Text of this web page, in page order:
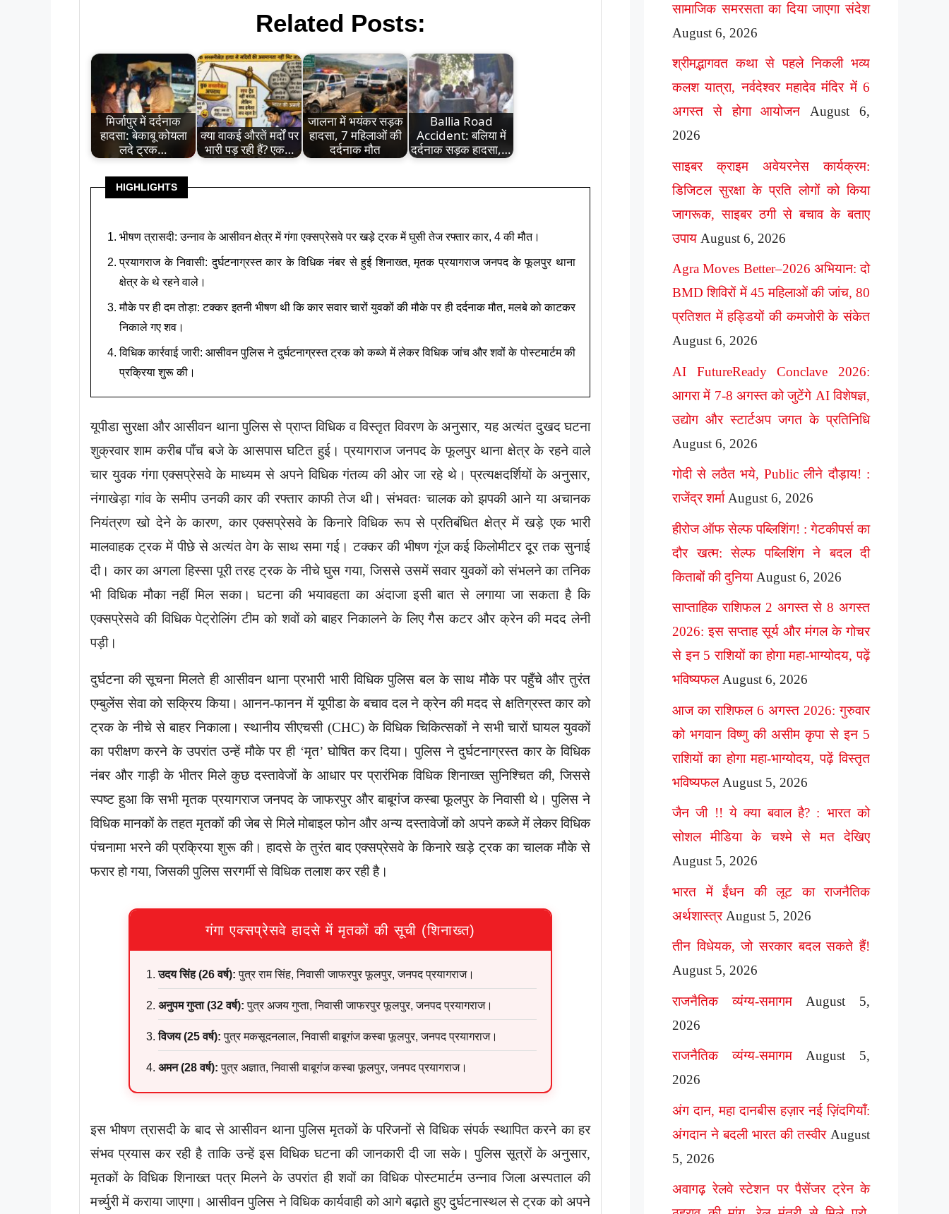
Related Posts:
मिर्जापुर में दर्दनाक
हादसा: बेकाबू कोयला
लदे ट्रक…
क्या वाकई औरतें मर्दों पर
भारी पड़ रही हैं? एक…
जालना में भयंकर सड़क
हादसा, 7 महिलाओं की
दर्दनाक मौत
Ballia Road
Accident: बलिया में
दर्दनाक सड़क हादसा,…
HIGHLIGHTS
भीषण त्रासदी: उन्नाव के आसीवन क्षेत्र में गंगा एक्सप्रेसवे पर खड़े ट्रक में घुसी तेज रफ्तार कार, 4 की मौत।
प्रयागराज के निवासी: दुर्घटनाग्रस्त कार के विधिक नंबर से हुई शिनाख्त, मृतक प्रयागराज जनपद के फूलपुर थाना
क्षेत्र के थे रहने वाले।
मौके पर ही दम तोड़ा: टक्कर इतनी भीषण थी कि कार सवार चारों युवकों की मौके पर ही दर्दनाक मौत, मलबे को काटकर
निकाले गए शव।
विधिक कार्रवाई जारी: आसीवन पुलिस ने दुर्घटनाग्रस्त ट्रक को कब्जे में लेकर विधिक जांच और शवों के पोस्टमार्टम की
प्रक्रिया शुरू की।
यूपीडा सुरक्षा और आसीवन थाना पुलिस से प्राप्त विधिक व विस्तृत विवरण के अनुसार, यह अत्यंत दुखद घटना
शुक्रवार शाम करीब पाँच बजे के आसपास घटित हुई। प्रयागराज जनपद के फूलपुर थाना क्षेत्र के रहने वाले
चार युवक गंगा एक्सप्रेसवे के माध्यम से अपने विधिक गंतव्य की ओर जा रहे थे। प्रत्यक्षदर्शियों के अनुसार,
नंगाखेड़ा गांव के समीप उनकी कार की रफ्तार काफी तेज थी। संभवतः चालक को झपकी आने या अचानक
नियंत्रण खो देने के कारण, कार एक्सप्रेसवे के किनारे विधिक रूप से प्रतिबंधित क्षेत्र में खड़े एक भारी
मालवाहक ट्रक में पीछे से अत्यंत वेग के साथ समा गई। टक्कर की भीषण गूंज कई किलोमीटर दूर तक सुनाई
दी। कार का अगला हिस्सा पूरी तरह ट्रक के नीचे घुस गया, जिससे उसमें सवार युवकों को संभलने का तनिक
भी विधिक मौका नहीं मिल सका। घटना की भयावहता का अंदाजा इसी बात से लगाया जा सकता है कि
एक्सप्रेसवे की विधिक पेट्रोलिंग टीम को शवों को बाहर निकालने के लिए गैस कटर और क्रेन की मदद लेनी
पड़ी।
दुर्घटना की सूचना मिलते ही आसीवन थाना प्रभारी भारी विधिक पुलिस बल के साथ मौके पर पहुँचे और तुरंत
एम्बुलेंस सेवा को सक्रिय किया। आनन-फानन में यूपीडा के बचाव दल ने क्रेन की मदद से क्षतिग्रस्त कार को
ट्रक के नीचे से बाहर निकाला। स्थानीय सीएचसी (CHC) के विधिक चिकित्सकों ने सभी चारों घायल युवकों
का परीक्षण करने के उपरांत उन्हें मौके पर ही ‘मृत’ घोषित कर दिया। पुलिस ने दुर्घटनाग्रस्त कार के विधिक
नंबर और गाड़ी के भीतर मिले कुछ दस्तावेजों के आधार पर प्रारंभिक विधिक शिनाख्त सुनिश्चित की, जिससे
स्पष्ट हुआ कि सभी मृतक प्रयागराज जनपद के जाफरपुर और बाबूगंज कस्बा फूलपुर के निवासी थे। पुलिस ने
विधिक मानकों के तहत मृतकों की जेब से मिले मोबाइल फोन और अन्य दस्तावेजों को अपने कब्जे में लेकर विधिक
पंचनामा भरने की प्रक्रिया शुरू की। हादसे के तुरंत बाद एक्सप्रेसवे के किनारे खड़े ट्रक का चालक मौके से
फरार हो गया, जिसकी पुलिस सरगर्मी से विधिक तलाश कर रही है।
गंगा एक्सप्रेसवे हादसे में मृतकों की सूची (शिनाख्त)
उदय सिंह (26 वर्ष): पुत्र राम सिंह, निवासी जाफरपुर फूलपुर, जनपद प्रयागराज।
अनुपम गुप्ता (32 वर्ष): पुत्र अजय गुप्ता, निवासी जाफरपुर फूलपुर, जनपद प्रयागराज।
विजय (25 वर्ष): पुत्र मकसूदनलाल, निवासी बाबूगंज कस्बा फूलपुर, जनपद प्रयागराज।
अमन (28 वर्ष): पुत्र अज्ञात, निवासी बाबूगंज कस्बा फूलपुर, जनपद प्रयागराज।
इस भीषण त्रासदी के बाद से आसीवन थाना पुलिस मृतकों के परिजनों से विधिक संपर्क स्थापित करने का हर
संभव प्रयास कर रही है ताकि उन्हें इस विधिक घटना की जानकारी दी जा सके। पुलिस सूत्रों के अनुसार,
मृतकों के विधिक शिनाख्त पत्र मिलने के उपरांत ही शवों का विधिक पोस्टमार्टम उन्नाव जिला अस्पताल की
मर्च्युरी में कराया जाएगा। आसीवन पुलिस ने विधिक कार्यवाही को आगे बढ़ाते हुए दुर्घटनास्थल से ट्रक को अपने
सामाजिक समरसता का दिया जाएगा संदेश
August 6, 2026
श्रीमद्भागवत कथा से पहले निकली भव्य
कलश यात्रा, नर्वदेश्वर महादेव मंदिर में 6
अगस्त से होगा आयोजन
August 6,
2026
साइबर क्राइम अवेयरनेस कार्यक्रम:
डिजिटल सुरक्षा के प्रति लोगों को किया
जागरूक, साइबर ठगी से बचाव के बताए
उपाय August 6, 2026
Agra Moves Better–2026 अभियान: दो
BMD शिविरों में 45 महिलाओं की जांच, 80
प्रतिशत में हड्डियों की कमजोरी के संकेत
August 6, 2026
AI FutureReady Conclave 2026:
आगरा में 7-8 अगस्त को जुटेंगे AI विशेषज्ञ,
उद्योग और स्टार्टअप जगत के प्रतिनिधि
August 6, 2026
गोदी से लठैत भये, Public लीने दौड़ाय! :
राजेंद्र शर्मा August 6, 2026
हीरोज ऑफ सेल्फ पब्लिशिंग! : गेटकीपर्स का
दौर खत्म: सेल्फ पब्लिशिंग ने बदल दी
किताबों की दुनिया August 6, 2026
साप्ताहिक राशिफल 2 अगस्त से 8 अगस्त
2026: इस सप्ताह सूर्य और मंगल के गोचर
से इन 5 राशियों का होगा महा-भाग्योदय, पढ़ें
भविष्यफल August 6, 2026
आज का राशिफल 6 अगस्त 2026: गुरुवार
को भगवान विष्णु की असीम कृपा से इन 5
राशियों का होगा महा-भाग्योदय, पढ़ें विस्तृत
भविष्यफल August 5, 2026
जैन जी !! ये क्या बवाल है? : भारत को
सोशल मीडिया के चश्मे से मत देखिए
August 5, 2026
भारत में ईंधन की लूट का राजनैतिक
अर्थशास्त्र August 5, 2026
तीन विधेयक, जो सरकार बदल सकते हैं!
August 5, 2026
राजनैतिक व्यंग्य-समागम
August 5,
2026
राजनैतिक व्यंग्य-समागम
August 5,
2026
अंग दान, महा दानबीस हज़ार नई ज़िंदगियाँ:
अंगदान ने बदली भारत की तस्वीर August
5, 2026
अवागढ़ रेलवे स्टेशन पर पैसेंजर ट्रेन के